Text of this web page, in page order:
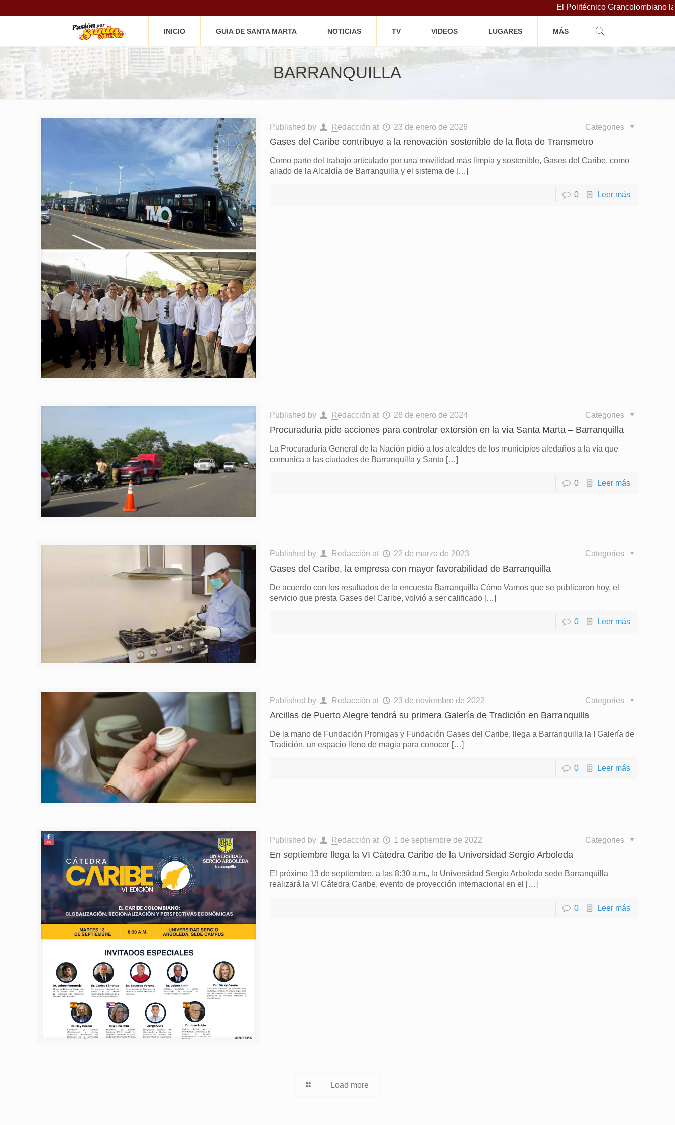
El Politécnico Grancolombiano lanza
INICIO GUIA DE SANTA MARTA NOTICIAS TV VIDEOS LUGARES MÁS
BARRANQUILLA
Published by Redacción at 23 de enero de 2026 Categories
Gases del Caribe contribuye a la renovación sostenible de la flota de Transmetro
Como parte del trabajo articulado por una movilidad más limpia y sostenible, Gases del Caribe, como
aliado de la Alcaldía de Barranquilla y el sistema de[…]
0 Leer más
Published by Redacción at 26 de enero de 2024 Categories
Procuraduría pide acciones para controlar extorsión en la vía Santa Marta – Barranquilla
La Procuraduría General de la Nación pidió a los alcaldes de los municipios aledaños a la vía que
comunica a las ciudades de Barranquilla y Santa […]
0 Leer más
Published by Redacción at 22 de marzo de 2023 Categories
Gases del Caribe, la empresa con mayor favorabilidad de Barranquilla
De acuerdo con los resultados de la encuesta Barranquilla Cómo Vamos que se publicaron hoy, el
servicio que presta Gases del Caribe, volvió a ser calificado[…]
0 Leer más
Published by Redacción at 23 de noviembre de 2022 Categories
Arcillas de Puerto Alegre tendrá su primera Galería de Tradición en Barranquilla
De la mano de Fundación Promigas y Fundación Gases del Caribe, llega a Barranquilla la I Galería de
Tradición, un espacio lleno de magia para conocer[…]
0 Leer más
Published by Redacción at 1 de septiembre de 2022 Categories
En septiembre llega la VI Cátedra Caribe de la Universidad Sergio Arboleda
El próximo 13 de septiembre, a las 8:30 a.m., la Universidad Sergio Arboleda sede Barranquilla
realizará la VI Cátedra Caribe, evento de proyección internacional en el […]
0 Leer más
Load more